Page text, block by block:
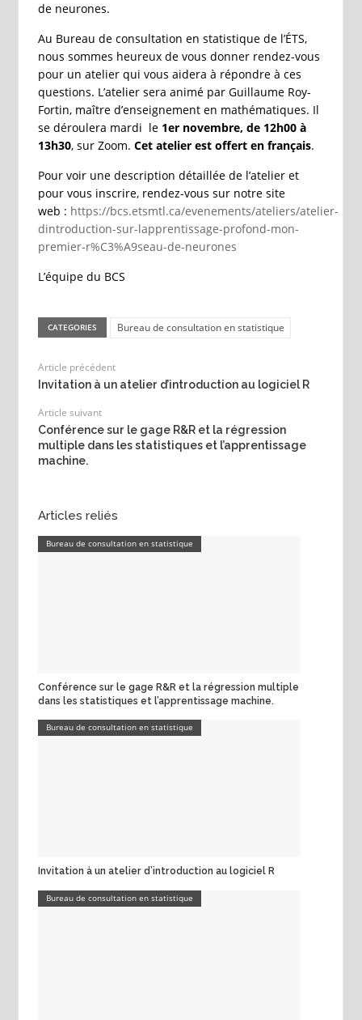
de neurones.
Au Bureau de consultation en statistique de l’ÉTS,
nous sommes heureux de vous donner rendez-vous
pour un atelier qui vous aidera à répondre à ces
questions. L’atelier sera animé par Guillaume Roy-
Fortin, maître d’enseignement en mathématiques. Il
se déroulera mardi le 1er novembre, de 12h00 à
13h30, sur Zoom. Cet atelier est offert en français.
Pour voir une description détaillée de l’atelier et
pour vous inscrire, rendez-vous sur notre site
web : https://bcs.etsmtl.ca/evenements/ateliers/atelier-
dintroduction-sur-lapprentissage-profond-mon-
premier-r%C3%A9seau-de-neurones
L’équipe du BCS
CATEGORIES Bureau de consultation en statistique
Article précédent
Invitation à un atelier d’introduction au logiciel R
Article suivant
Conférence sur le gage R&R et la régression
multiple dans les statistiques et l’apprentissage
machine.
Articles reliés
Bureau de consultation en statistique
Conférence sur le gage R&R et la régression multiple
dans les statistiques et l’apprentissage machine.
Bureau de consultation en statistique
Invitation à un atelier d’introduction au logiciel R
Bureau de consultation en statistique